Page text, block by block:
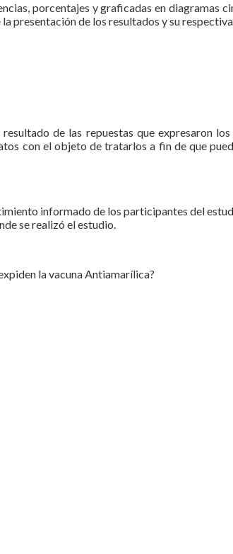
porcentajes y graficadas en diagramas
presentación de los resultados y su
de las repuestas que expresaron
con el objeto de tratarlos a fin de que
informado de los participantes del
se realizó el estudio.
la vacuna Antiamarílica?